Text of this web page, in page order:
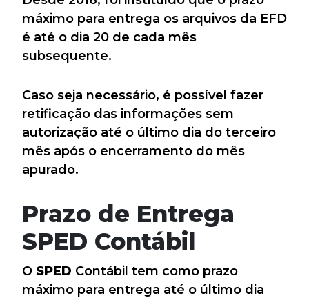
máximo para entrega os arquivos da EFD
é até o dia 20 de cada mês
subsequente.
Caso seja necessário, é possível fazer
retificação das informações sem
autorização até o último dia do terceiro
mês após o encerramento do mês
apurado.
Prazo de Entrega
SPED Contábil
O SPED Contábil tem como prazo
máximo para entrega até o último dia